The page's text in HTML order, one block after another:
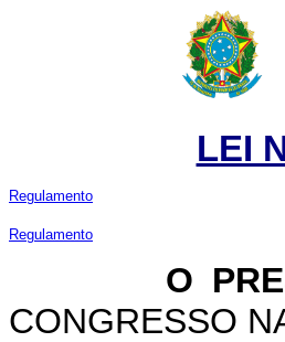
LEI
Regulamento
Regulamento
O
CONGRESSO